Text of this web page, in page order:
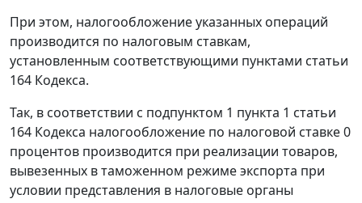
При этом, налогообложение указанных операций
производится по налоговым ставкам,
установленным соответствующими пунктами статьи
164 Кодекса.
Так, в соответствии с подпунктом 1 пункта 1 статьи
164 Кодекса налогообложение по налоговой ставке 0
процентов производится при реализации товаров,
вывезенных в таможенном режиме экспорта при
условии представления в налоговые органы